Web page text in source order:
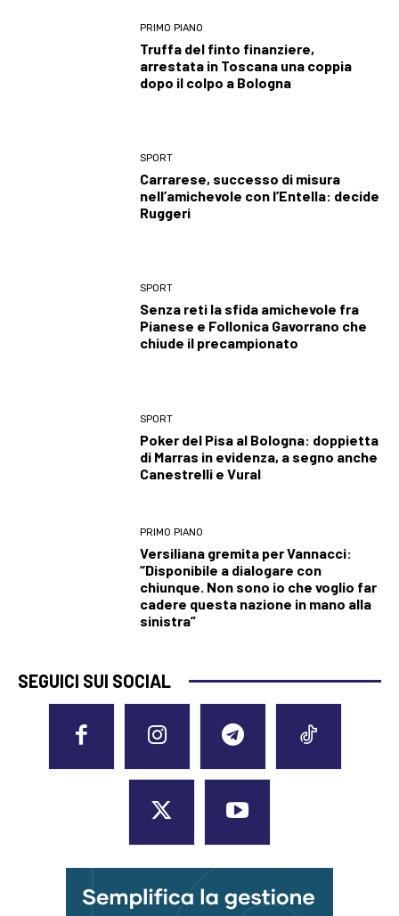
PRIMO PIANO
Truffa del finto finanziere,
arrestata in Toscana una coppia
dopo il colpo a Bologna
SPORT
Carrarese, successo di misura
nell’amichevole con l’Entella: decide
Ruggeri
SPORT
Senza reti la sfida amichevole fra
Pianese e Follonica Gavorrano che
chiude il precampionato
SPORT
Poker del Pisa al Bologna: doppietta
di Marras in evidenza, a segno anche
Canestrelli e Vural
PRIMO PIANO
Versiliana gremita per Vannacci:
“Disponibile a dialogare con
chiunque. Non sono io che voglio far
cadere questa nazione in mano alla
sinistra”
SEGUICI SUI SOCIAL